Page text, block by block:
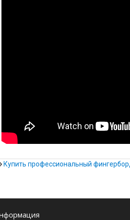
Купить профессиональный